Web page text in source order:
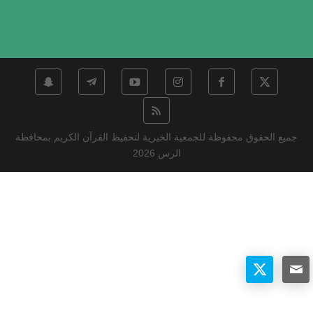
جميع الحقوق محفوظة للجمعية الخيرية لتحفيظ القرآن الكريم بمحافظة
الرس 2026